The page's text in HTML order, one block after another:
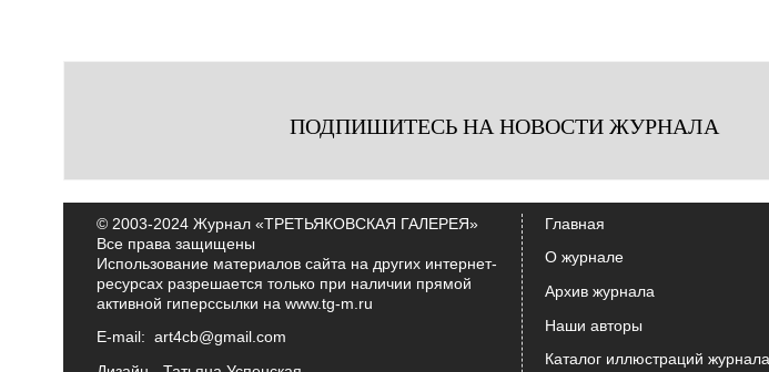
ПОДПИШИТЕСЬ НА НОВОСТИ ЖУРНАЛА
© 2003-2024 Журнал «ТРЕТЬЯКОВСКАЯ ГАЛЕРЕЯ»
Все права защищены
Использование материалов сайта на других интернет-
ресурсах разрешается только при наличии прямой
активной гиперссылки на www.tg-m.ru
E-mail: art4cb@gmail.com
Главная
О журнале
Архив журнала
Наши авторы
Каталог иллюстраций журнала